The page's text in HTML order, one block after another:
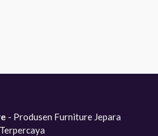
- Produsen Furniture Jepara
Terpercaya